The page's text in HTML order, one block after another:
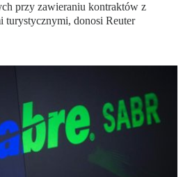
przy zawieraniu kontraktów z
turystycznymi, donosi Reuter